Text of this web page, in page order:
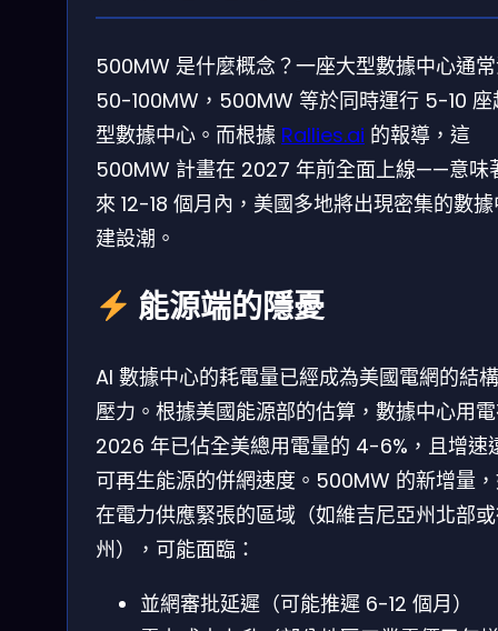
500MW 是什麼概念？一座大型數據中心通
50-100MW，500MW 等於同時運行 5-10 座
型數據中心。而根據 Rallies.ai 的報導，這
500MW 計畫在 2027 年前全面上線——意味
來 12-18 個月內，美國多地將出現密集的數
建設潮。
能源端的隱憂
AI 數據中心的耗電量已經成為美國電網的結
壓力。根據美國能源部的估算，數據中心用
2026 年已佔全美總用電量的 4-6%，且增速
可再生能源的併網速度。500MW 的新增量
在電力供應緊張的區域（如維吉尼亞州北部
州），可能面臨：
並網審批延遲（可能推遲 6-12 個月）